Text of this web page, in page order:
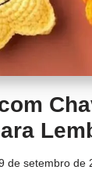
de setembro de